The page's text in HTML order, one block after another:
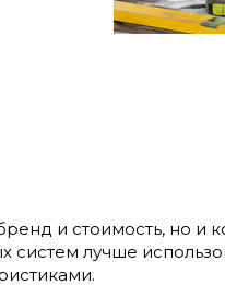
и стоимость, но и
систем лучше